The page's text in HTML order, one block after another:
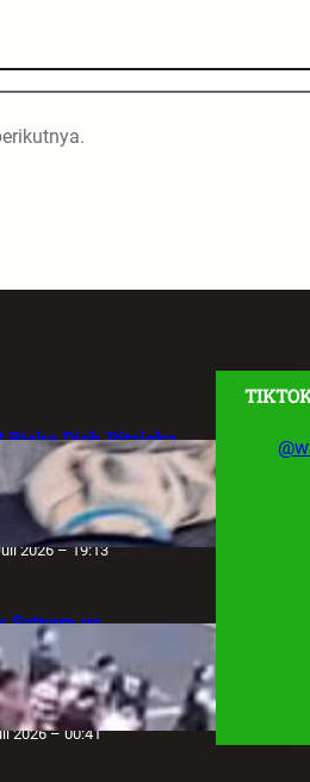
Rieke Diah Pitaloka
Aksi Main Hakim
Negara Tegakkan
2026 – 19:13
Satpam vs
di Bundaran HI,
Sang Sopir
Jabar
2026 – 00:41